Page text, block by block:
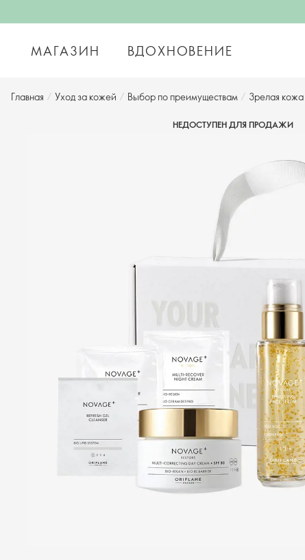
МАГАЗИН ВДОХНОВЕНИЕ
Главная / Уход за кожей / Выбор по преимуществам / Зрелая кожа
НЕДОСТУПЕН ДЛЯ ПРОДАЖИ